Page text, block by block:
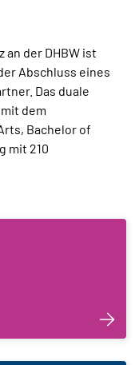
der DHBW ist
Abschluss eines
Das duale
dem
Bachelor of
mit 210